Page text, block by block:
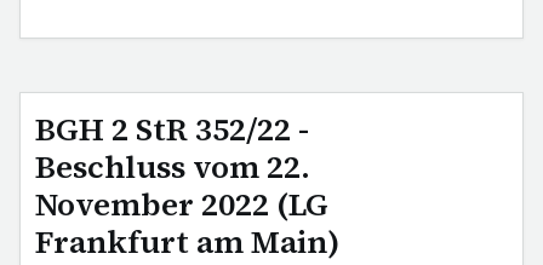
BGH 2 StR 352/22 -
Beschluss vom 22.
November 2022 (LG
Frankfurt am Main)